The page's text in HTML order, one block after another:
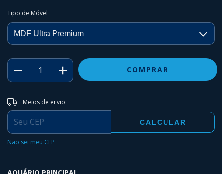
Tipo de Móvel
Entregas para o CEP:
Meios de envio
CALCULAR
Não sei meu CEP